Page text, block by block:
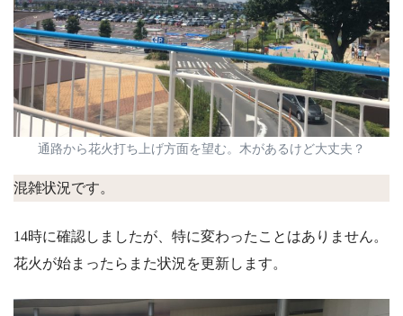
通路から花火打ち上げ方面を望む。木があるけど大丈夫？
混雑状況です。
14時に確認しましたが、特に変わったことはありません。
花火が始まったらまた状況を更新します。